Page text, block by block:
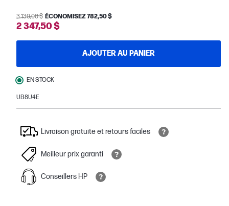
3 130,00 $ ÉCONOMISEZ 782,50 $
2 347,50 $
AJOUTER AU PANIER
EN STOCK
UB8U4E
Livraison gratuite et retours faciles
Meilleur prix garanti
Conseillers HP